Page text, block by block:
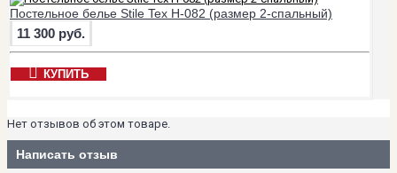
Постельное белье Stile Tex H-082 (размер 2-спальный)
11 300 руб.
КУПИТЬ
Нет отзывов об этом товаре.
Написать отзыв